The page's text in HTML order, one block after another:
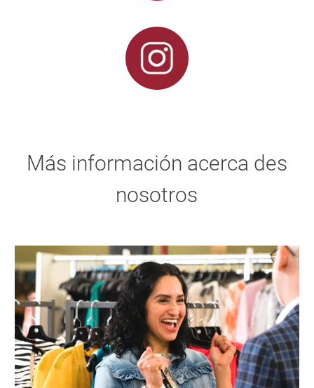
Más información acerca des
nosotros